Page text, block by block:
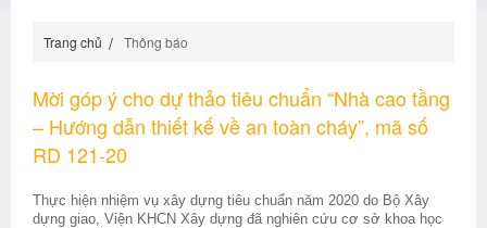
Trang chủ Thông báo
Mời góp ý cho dự thảo tiêu chuẩn “Nhà cao tầng
– Hướng dẫn thiết kế về an toàn cháy”, mã số
RD 121-20
Thực hiện nhiệm vụ xây dựng tiêu chuẩn năm 2020 do Bộ Xây
dựng giao, Viện KHCN Xây dựng đã nghiên cứu cơ sở khoa học